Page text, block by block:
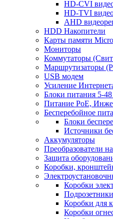
HD-CVI
HD-TVI
AHD
HDD Накопители
Карты памяти
Мониторы
Коммутаторы
Маршрутизаторы
USB модем
Усиление
Блоки питания 5-
Питание PoE,
Бесперебойное
Блоки
Источники
Аккумуляторы
Преобразователи
Защита
Коробки,
Коробки
Подрозетники
Коробки для
Коробки